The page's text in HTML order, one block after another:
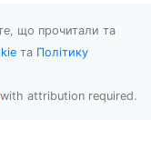
що прочитали та
та Політику
with attribution required.